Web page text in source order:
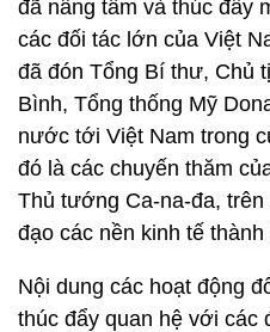
đã nâng tầm và thúc đẩy
các đối tác lớn của Việt
đã đón Tổng Bí thư, Chủ
Bình, Tổng thống Mỹ
nước tới Việt Nam trong
đó là các chuyến thăm
Thủ tướng Ca-na-đa,
đạo các nền kinh tế thành
Nội dung các hoạt động
thúc đẩy quan hệ với các